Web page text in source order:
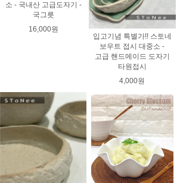
소 - 국내산 고급도자기 -
국그릇
16,000원
입고기념 특별가!! 스토네
보우트 접시 대중소 -
고급 핸드메이드 도자기
타원접시
4,000원